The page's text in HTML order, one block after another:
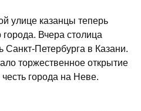
улице казанцы теперь
города. Вчера столица
Санкт-Петербурга в Казани.
торжественное открытие
города на Неве.